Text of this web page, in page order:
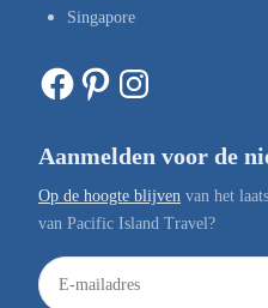
Singapore
Facebook Pinterest Instagram
Aanmelden voor de
Op de hoogte blijven van het
van Pacific Island Travel?
E
-